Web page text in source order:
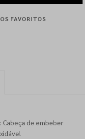
FAVORITOS
Cabeça de embeber